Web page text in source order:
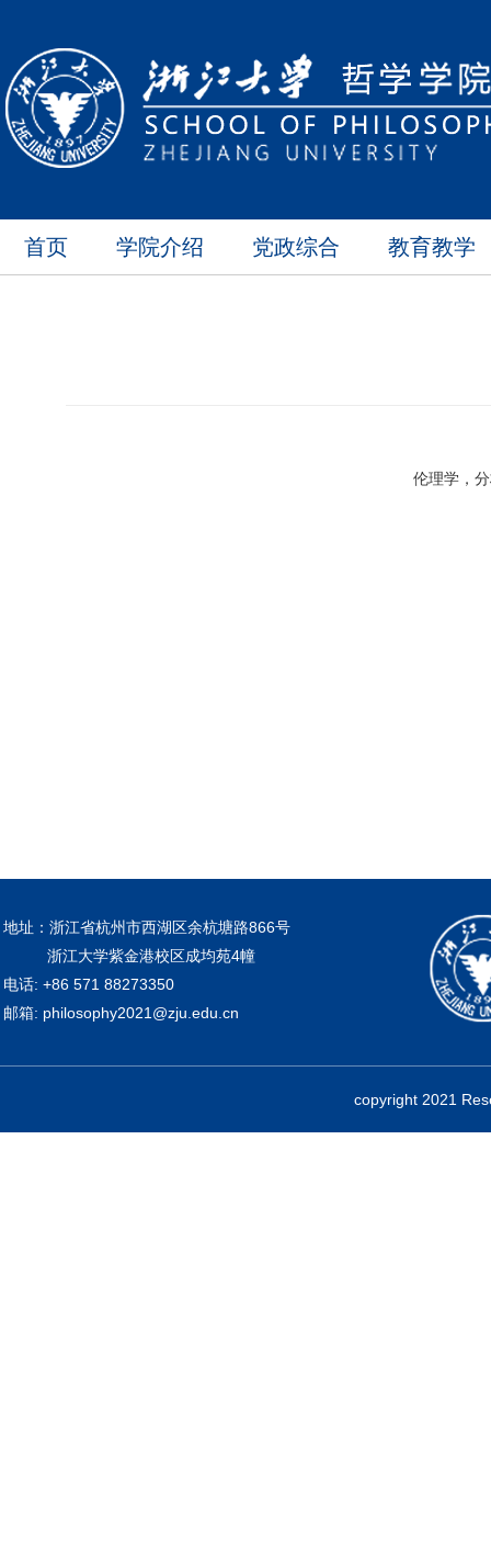
首页 学院介绍 党政综合 教育教学
伦理学，
地址：浙江省杭州市西湖区余杭塘路866号
浙江大学紫金港校区成均苑4幢
电话: +86 571 88273350
邮箱: philosophy2021@zju.edu.cn
copyright 2021